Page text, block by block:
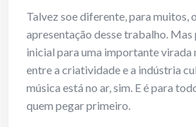
Talvez soe diferente, para muitos,
apresentação desse trabalho.
inicial para uma importante virada
entre a criatividade e a indústria
música está no ar, sim. E é para
quem pegar primeiro.